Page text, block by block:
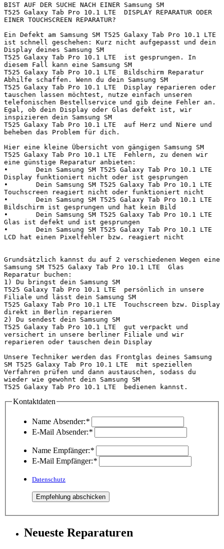
BIST AUF DER SUCHE NACH EINER Samsung SM
T525 Galaxy Tab Pro 10.1 LTE  DISPLAY REPARATUR ODER
EINER TOUCHSCREEN REPARATUR?
Ein Defekt am Samsung SM T525 Galaxy Tab Pro 10.1 LTE
ist schnell geschehen: Kurz nicht aufgepasst und dein
Display deines Samsung SM
T525 Galaxy Tab Pro 10.1 LTE  ist gesprungen. In
diesem Fall kann eine Samsung SM
T525 Galaxy Tab Pro 10.1 LTE  Bildschirm Reparatur
Abhilfe schaffen. Wenn du dein Samsung SM
T525 Galaxy Tab Pro 10.1 LTE  Display reparieren oder
tauschen lassen möchtest, nutze einfach unseren
telefonischen Bestellservice und gib deine Fehler an.
Egal, ob dein Display oder Glas defekt ist, wir
inspizieren dein Samsung SM
T525 Galaxy Tab Pro 10.1 LTE  auf Herz und Niere und
beheben das Problem für dich.
Hier eine kleine Übersicht von gängigen Samsung SM
T525 Galaxy Tab Pro 10.1 LTE  Fehlern, zu denen wir
eine günstige Reparatur anbieten:
•	Dein Samsung SM T525 Galaxy Tab Pro 10.1 LTE
Display funktioniert nicht oder ist gesprungen
•	Dein Samsung SM T525 Galaxy Tab Pro 10.1 LTE
Touchscreen reagiert nicht oder funktioniert nicht
•	Dein Samsung SM T525 Galaxy Tab Pro 10.1 LTE
Bildschirm ist gesprungen und hat kein Bild
•	Dein Samsung SM T525 Galaxy Tab Pro 10.1 LTE
Glas ist defekt und ist gesprungen
•	Dein Samsung SM T525 Galaxy Tab Pro 10.1 LTE
LCD hat einen Pixelfehler bzw. reagiert nicht
Grundsätzlich kannst du auf 2 verschiedenen Wegen eine
Samsung SM T525 Galaxy Tab Pro 10.1 LTE  Glas
Reparatur buchen:
1) Du bringst dein Samsung SM
T525 Galaxy Tab Pro 10.1 LTE  persönlich in unsere
Filiale und lässt dein Samsung SM
T525 Galaxy Tab Pro 10.1 LTE  Touchscreen bzw. Display
direkt in Berlin reparieren
2) Du sendest dein Samsung SM
T525 Galaxy Tab Pro 10.1 LTE  gut verpackt und
versichert in unsere berliner Filiale und wir
reparieren oder tauschen dein Display
Unsere Techniker werden das Frontglas deines Samsung
SM T525 Galaxy Tab Pro 10.1 LTE  mit speziellen
Verfahren prüfen und dann austauschen, sodass du
wieder wie gewohnt dein Samsung SM
Kontaktdaten
Name Absender:*
E-Mail Absender:*
Name Empfänger:*
E-Mail Empfänger:*
Datenschutz
Neueste Reparaturen